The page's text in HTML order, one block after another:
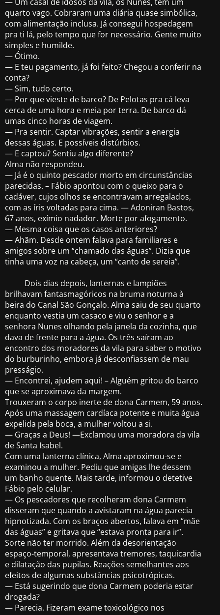
quarto vago. Cobraram uma diária quase simbólica,
com alimentação inclusa. Já consegui hospedagem
pra ti lá, pelo tempo que for necessário. Gente muito
simples e humilde.
— Ótimo.
— E teu pagamento, já foi feito? Chegou a conferir na
conta?
— Sim, tudo certo.
— Por que vieste de barco? De Pelotas pra cá leva
cerca de uma hora e meia por terra. De barco dá
umas cinco horas de viagem.
— Pra sentir. Captar vibrações, sentir a energia
dessas águas. E possíveis distúrbios.
— E captou? Sentiu algo diferente?
Alma não respondeu.
— Já é o quinto pescador morto em circunstâncias
parecidas. – Fábio apontou com o queixo para o
cadáver, cujos olhos se encontravam arregalados,
com as íris voltadas para cima. — Adoniran Bastos,
67 anos, exímio nadador. Morte por afogamento.
— Mesma coisa que os casos anteriores?
— Ahãm. Desde ontem falava para familiares e
amigos sobre um “chamado das águas”. Dizia que
tinha uma voz na cabeça, um “canto de sereia”.
Dois dias depois, lanternas e lampiões
brilhavam fantasmagóricos na bruma noturna à
beira do Canal São Gonçalo. Alma saiu de seu quarto
enquanto vestia um casaco e viu o senhor e a
senhora Nunes olhando pela janela da cozinha, que
dava de frente para a água. Os três saíram ao
encontro dos moradores da vila para saber o motivo
do burburinho, embora já desconfiassem de mau
presságio.
— Encontrei, ajudem aqui! – Alguém gritou do barco
que se aproximava da margem.
Trouxeram o corpo inerte de dona Carmem, 59 anos.
Após uma massagem cardíaca potente e muita água
expelida pela boca, a mulher voltou a si.
— Graças a Deus! —Exclamou uma moradora da vila
de Santa Isabel.
Com uma lanterna clínica, Alma aproximou-se e
examinou a mulher. Pediu que amigas lhe dessem
um banho quente. Mais tarde, informou o detetive
Fábio pelo celular.
— Os pescadores que recolheram dona Carmem
disseram que quando a avistaram na água parecia
hipnotizada. Com os braços abertos, falava em “mãe
das águas” e gritava que “estava pronta para ir”.
Sorte não ter morrido. Além da desorientação
espaço-temporal, apresentava tremores, taquicardia
e dilatação das pupilas. Reações semelhantes aos
efeitos de algumas substâncias psicotrópicas.
— Está sugerindo que dona Carmem poderia estar
drogada?
— Parecia. Fizeram exame toxicológico nos